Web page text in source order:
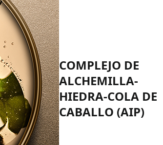
COMPLEJO DE
ALCHEMILLA-
HIEDRA-COLA DE
CABALLO (AIP)